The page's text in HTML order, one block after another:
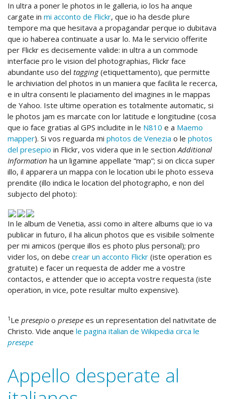
In ultra a poner le photos in le galleria, io los ha anque
cargate in mi acconto de Flickr, que io ha desde plure
tempore ma que hesitava a propagandar perque io dubitava
que io haberea continuate a usar lo. Ma le servicio offerite
per Flickr es decisemente valide: in ultra a un commode
interfacie pro le vision del photographias, Flickr face
abundante uso del tagging(etiquettamento), que permitte
le archiviation del photos in un maniera que facilita le recerca,
e in ultra consenti le placiamento del imagines in le mappas
de Yahoo. Iste ultime operation es totalmente automatic, si
le photos jam es marcate con lor latitude e longitudine (cosa
que io face gratias al GPS includite in le N810 e a Maemo
mapper). Si vos reguarda mi photos de Venezia o le photos
del presepio in Flickr, vos videra que in le sectionAdditional
Information ha un ligamine appellate “map”; si on clicca super
illo, il apparera un mappa con le location ubi le photo esseva
prendite (illo indica le location del photographo, e non del
subjecto del photo):
In le album de Venetia, assi como in altere albums que io va
publicar in futuro, il ha alicun photos que es visibile solmente
per mi amicos (perque illos es photo plus personal); pro
vider los, on debe crear un acconto Flickr (iste operation es
gratuite) e facer un requesta de adder me a vostre
contactos, e attender que io accepta vostre requesta (iste
operation, in vice, pote resultar multo expensive).
1 Le presepio o presepe es un representation del nativitate de
Christo. Vide anque le pagina italian de Wikipedia circa le
presepe
Appello desperate al